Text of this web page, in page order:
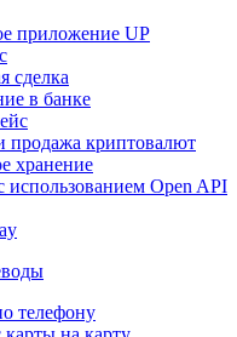
приложение UP
сделка
в банке
продажа криптовалют
хранение
использованием Open API
телефону